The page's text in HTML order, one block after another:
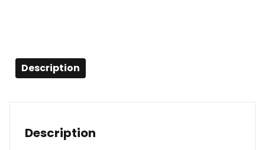
Description
Description